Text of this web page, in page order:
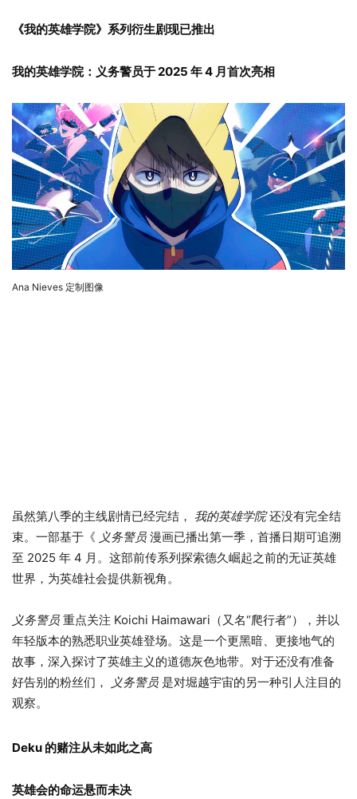
《我的英雄学院》系列衍生剧现已推出
我的英雄学院：义务警员于 2025 年 4 月首次亮相
Ana Nieves 定制图像
虽然第八季的主线剧情已经完结， 我的英雄学院还没有完全结
束。一部基于《 义务警员 漫画已播出第一季，首播日期可追溯
至 2025 年 4 月。这部前传系列探索德久崛起之前的无证英雄
世界，为英雄社会提供新视角。
义务警员 重点关注 Koichi Haimawari（又名“爬行者”），并以
年轻版本的熟悉职业英雄登场。这是一个更黑暗、更接地气的
故事，深入探讨了英雄主义的道德灰色地带。对于还没有准备
好告别的粉丝们，
义务警员 是对堀越宇宙的另一种引人注目的
观察。
Deku 的赌注从未如此之高
英雄会的命运悬而未决